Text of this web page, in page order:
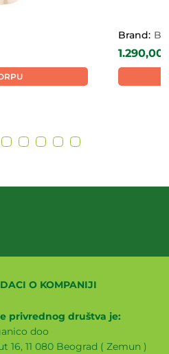
Brand:
1.290,00
O KOMPANIJI
privrednog društva je:
doo
16, 11 080 Beograd ( Zemun )